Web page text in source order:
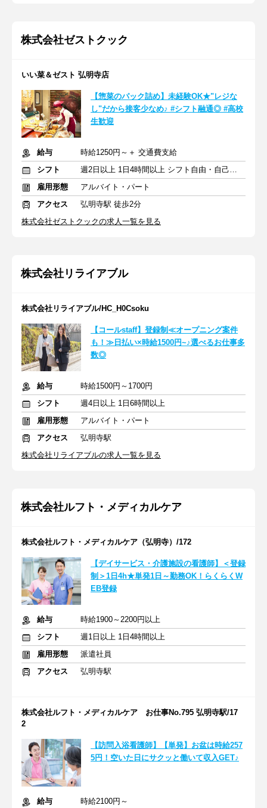
株式会社ゼストクック
いい菜＆ゼスト 弘明寺店
【惣菜のパック詰め】未経験OK★"レジな
し"だから接客少なめ♪ #シフト融通◎ #高校
生歓迎
給与
時給1250円～＋ 交通費支給
シフト
週2日以上 1日4時間以上 シフト自由・自己申告
雇用形態
アルバイト・パート
アクセス
弘明寺駅 徒歩2分
株式会社ゼストクックの求人一覧を見る
株式会社リライアブル
株式会社リライアブル/HC_H0Csoku
【コールstaff】登録制≪オープニング案件
も！≫日払い×時給1500円~♪選べるお仕事多
数◎
給与
時給1500円～1700円
シフト
週4日以上 1日6時間以上
雇用形態
アルバイト・パート
アクセス
弘明寺駅
株式会社リライアブルの求人一覧を見る
株式会社ルフト・メディカルケア
株式会社ルフト・メディカルケア（弘明寺）/172
【デイサービス・介護施設の看護師】＜登録
制＞1日4h★単発1日～勤務OK！らくらくW
EB登録
給与
時給1900～2200円以上
シフト
週1日以上 1日4時間以上
雇用形態
派遣社員
アクセス
弘明寺駅
株式会社ルフト・メディカルケア お仕事No.795 弘明寺駅/17
2
【訪問入浴看護師】【単発】お盆は時給257
5円！空いた日にサクッと働いて収入GET♪
給与
時給2100円～